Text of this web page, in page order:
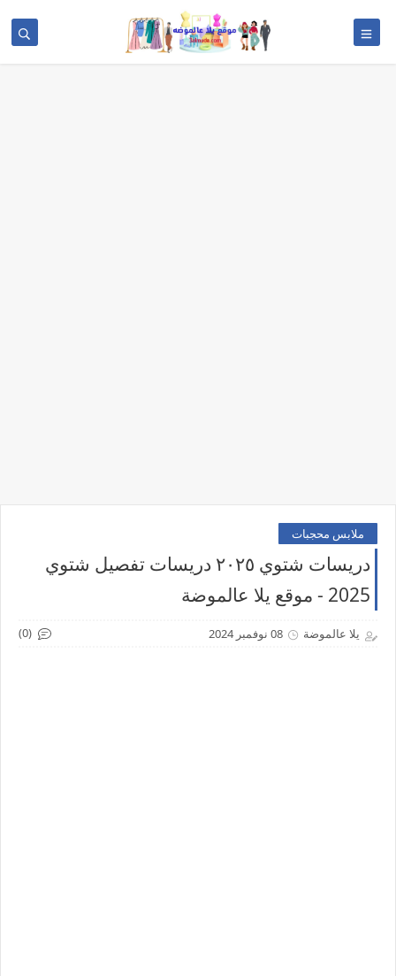
ملابس محجبات
دريسات شتوي ٢٠٢٥ دريسات تفصيل شتوي
2025 - موقع يلا عالموضة
يلا عالموضة 08 نوفمبر 2024 (0)